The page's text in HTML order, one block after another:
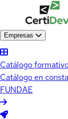
Empresas
Catálogo
Catálogo en
FUNDAE